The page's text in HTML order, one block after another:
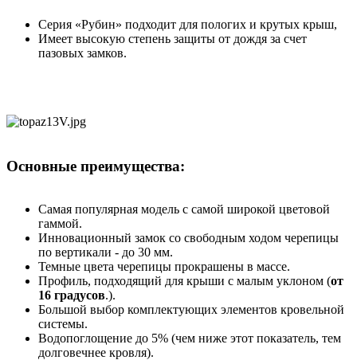
Серия «Рубин» подходит для пологих и крутых крыш,
Имеет высокую степень защиты от дождя за счет
пазовых замков.
Основные преимущества:
Самая популярная модель с самой широкой цветовой
гаммой.
Инновационный замок со свободным ходом черепицы
по вертикали - до 30 мм.
Темные цвета черепицы прокрашены в массе.
Профиль, подходящий для крыши с малым уклоном (от
16 градусов.).
Большой выбор комплектующих элементов кровельной
системы.
Водопоглощение до 5% (чем ниже этот показатель, тем
долговечнее кровля).